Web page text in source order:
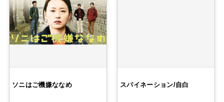
ソニはご機嫌ななめ スパイネーション/自白